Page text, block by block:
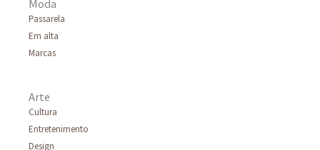
Moda
Passarela
Em alta
Marcas
Arte
Cultura
Entretenimento
Design